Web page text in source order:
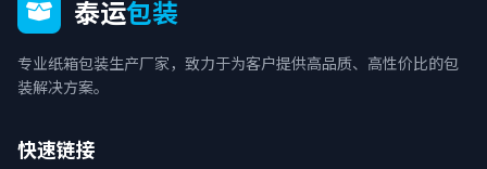
泰运包装
专业纸箱包装生产厂家，致力于为客户提供高品质、高性价比的包
装解决方案。
快速链接